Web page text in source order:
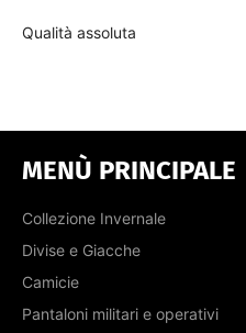
Qualità assoluta
MENÙ PRINCIPALE
Collezione Invernale
Divise e Giacche
Camicie
Pantaloni militari e operativi